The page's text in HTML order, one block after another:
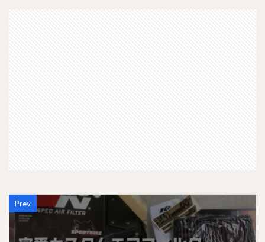
Prev